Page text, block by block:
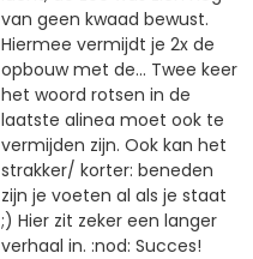
van geen kwaad bewust.
Hiermee vermijdt je 2x de
opbouw met de... Twee keer
het woord rotsen in de
laatste alinea moet ook te
vermijden zijn. Ook kan het
strakker/ korter: beneden
zijn je voeten al als je staat
;) Hier zit zeker een langer
verhaal in. :nod: Succes!